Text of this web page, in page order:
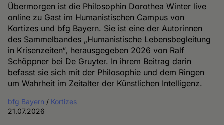
Übermorgen ist die Philosophin Dorothea Winter live
online zu Gast im Humanistischen Campus von
Kortizes und bfg Bayern. Sie ist eine der Autorinnen
des Sammelbandes „Humanistische Lebensbegleitung
in Krisenzeiten“, herausgegeben 2026 von Ralf
Schöppner bei De Gruyter. In ihrem Beitrag darin
befasst sie sich mit der Philosophie und dem Ringen
um Wahrheit im Zeitalter der Künstlichen Intelligenz.
bfg Bayern / Kortizes
21.07.2026